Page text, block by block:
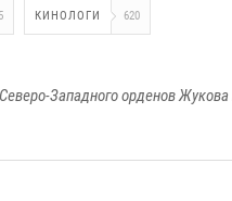
КИНОЛОГИ 620
Западного орденов